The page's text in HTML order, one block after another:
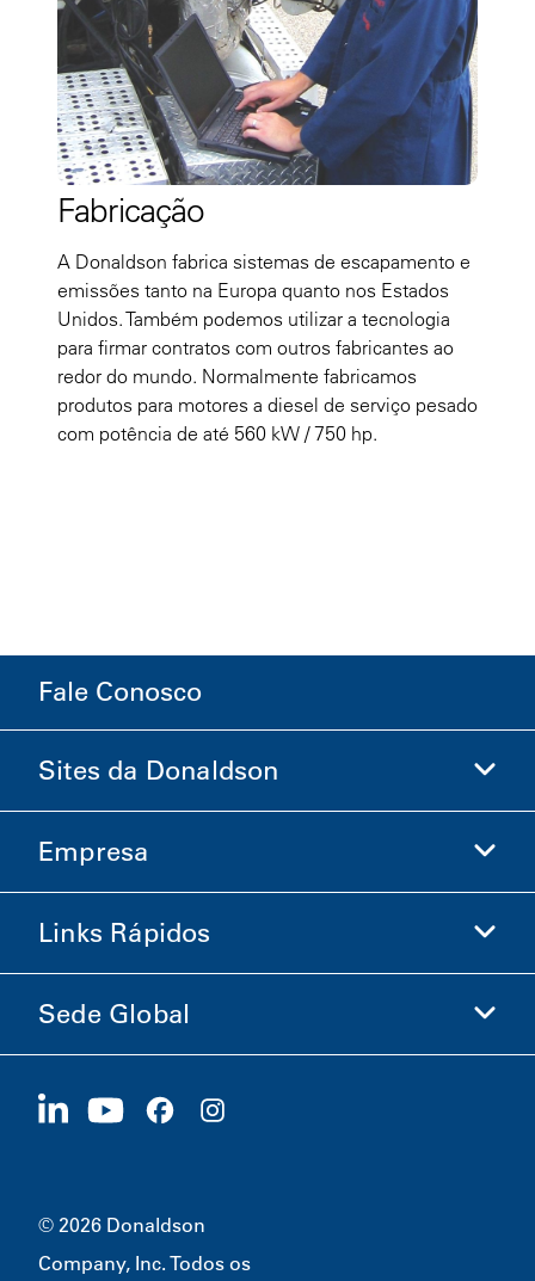
Fabricação
A Donaldson fabrica sistemas de escapamento e
emissões tanto na Europa quanto nos Estados
Unidos. Também podemos utilizar a tecnologia
para firmar contratos com outros fabricantes ao
redor do mundo. Normalmente fabricamos
produtos para motores a diesel de serviço pesado
com potência de até 560 kW / 750 hp.
Fale Conosco
Sites da Donaldson
Donaldson Life Sciences
Empresa
Informações sobre a Empresa
Carreiras
Links Rápidos
Investidores
Sustentabilidade
Sede Global
1400 W 94th Street
© 2026 Donaldson
Company, Inc. Todos os